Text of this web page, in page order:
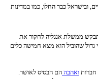
כבר החלו, כמו במדינות
אנגליה לחקור את
הוא מצא חמישה כלים
הם הבסיס לאושר.